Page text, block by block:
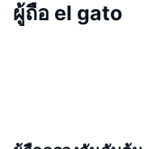
ผู้ถือ el gato